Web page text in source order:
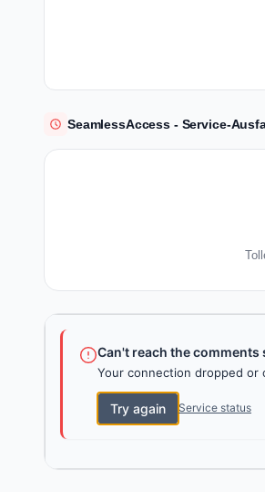
SeamlessAccess - Service-
Can't reach the comments
Your connection dropped or
Try again Service status